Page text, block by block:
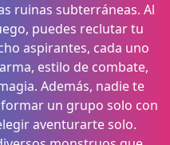
ruinas subterráneas. Al
puedes reclutar tu
aspirantes, cada uno
estilo de combate,
Además, nadie te
un grupo solo con
aventurarte solo.